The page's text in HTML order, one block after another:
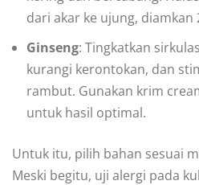
dari akar ke ujung, diamkan
Ginseng: Tingkatkan
kurangi kerontokan, dan
rambut. Gunakan krim
untuk hasil optimal.
Untuk itu, pilih bahan sesuai
Meski begitu, uji alergi pada